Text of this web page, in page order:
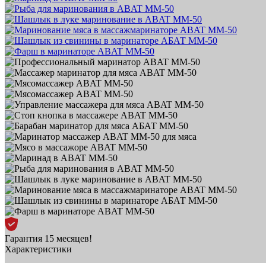
Гарантия 15 месяцев!
Характеристики